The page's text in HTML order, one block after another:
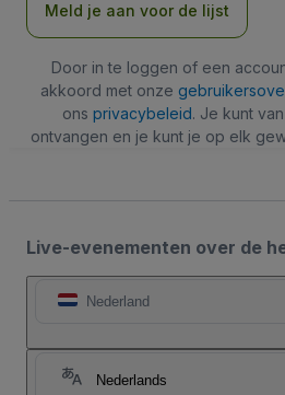
Meld je aan voor de lijst
Door in te loggen of een
akkoord met onze
ons privacybeleid. Je kunt
ontvangen en je kunt je op elk
Live-evenementen over de
Nederland
Nederlands